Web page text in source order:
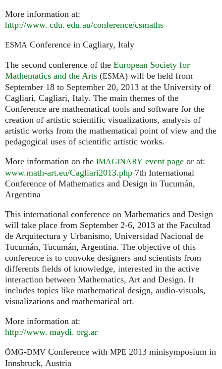
More information at:
http://www. cdu. edu.au/conference/csmaths
ESMA Conference in Cagliary, Italy
The second conference of the European Society for
Mathematics and the Arts (ESMA) will be held from
September 18 to September 20, 2013 at the University of
Cagliari, Cagliari, Italy. The main themes of the
Conference are mathematical tools and software for the
creation of artistic scientific visualizations, analysis of
artistic works from the mathematical point of view and the
pedagogical uses of scientific artistic works.
More information on the IMAGINARY event page or at:
www.math-art.eu/Cagliari2013.php 7th International
Conference of Mathematics and Design in Tucumán,
Argentina
This international conference on Mathematics and Design
will take place from September 2-6, 2013 at the Facultad
de Arquitectura y Urbanismo, Universidad Nacional de
Tucumán, Tucumán, Argentina. The objective of this
conference is to convoke designers and scientists from
differents fields of knowledge, interested in the active
interaction between Mathematics, Art and Design. It
includes topics like mathematical design, audio-visuals,
visualizations and mathematical art.
More information at:
http://www. maydi. org.ar
ÖMG-DMV Conference with MPE 2013 minisymposium in
Innsbruck, Austria